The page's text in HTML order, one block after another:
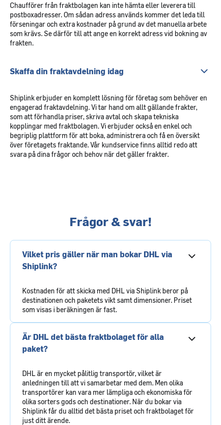
Chaufförer från fraktbolagen kan inte hämta eller leverera till
postboxadresser. Om sådan adress används kommer det leda till
förseningar och extra kostnader på grund av det manuella arbete
som krävs. Se därför till att ange en korrekt adress vid bokning av
frakten.
Skaffa din fraktavdelning idag
Shiplink erbjuder en komplett lösning för företag som behöver en
engagerad fraktavdelning. Vi tar hand om allt gällande frakter,
som att förhandla priser, skriva avtal och skapa tekniska
kopplingar med fraktbolagen. Vi erbjuder också en enkel och
begriplig plattform för att boka, administrera och få en översikt
över företagets fraktande. Vår kundservice finns alltid redo att
svara på dina frågor och behov när det gäller frakter.
Frågor & svar!
Vilket pris gäller när man bokar DHL via
Shiplink?
Kostnaden för att skicka med DHL via Shiplink beror på
destinationen och paketets vikt samt dimensioner. Priset
som visas i beräkningen är fast.
Är DHL det bästa fraktbolaget för alla
paket?
DHL är en mycket pålitlig transportör, vilket är
anledningen till att vi samarbetar med dem. Men olika
transportörer kan vara mer lämpliga och ekonomiska för
olika sorters gods och destinationer. När du bokar via
Shiplink får du alltid det bästa priset och fraktbolaget för
just ditt ärende.